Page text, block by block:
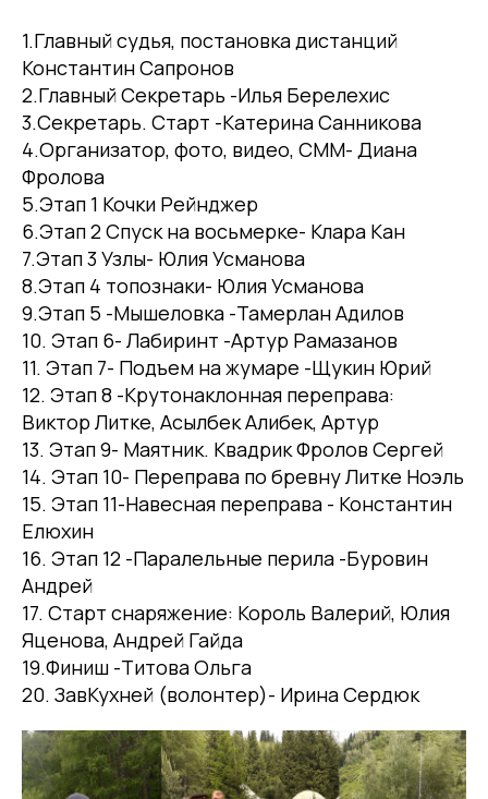
1.Главный судья, постановка дистанций
Константин Сапронов
2.Главный Секретарь -Илья Берелехис
3.Секретарь. Старт -Катерина Санникова
4.Организатор, фото, видео, СММ- Диана
Фролова
5.Этап 1 Кочки Рейнджер
6.Этап 2 Спуск на восьмерке- Клара Кан
7.Этап 3 Узлы- Юлия Усманова
8.Этап 4 топознаки- Юлия Усманова
9.Этап 5 -Мышеловка -Тамерлан Адилов
10. Этап 6- Лабиринт -Артур Рамазанов
11. Этап 7- Подъем на жумаре -Щукин Юрий
12. Этап 8 -Крутонаклонная переправа:
Виктор Литке, Асылбек Алибек, Артур
13. Этап 9- Маятник. Квадрик Фролов Сергей
14. Этап 10- Переправа по бревну Литке Ноэль
15. Этап 11-Навесная переправа - Константин
Елюхин
16. Этап 12 -Паралельные перила -Буровин
Андрей
17. Старт снаряжение: Король Валерий, Юлия
Яценова, Андрей Гайда
19.Финиш -Титова Ольга
20. ЗавКухней (волонтер)- Ирина Сердюк